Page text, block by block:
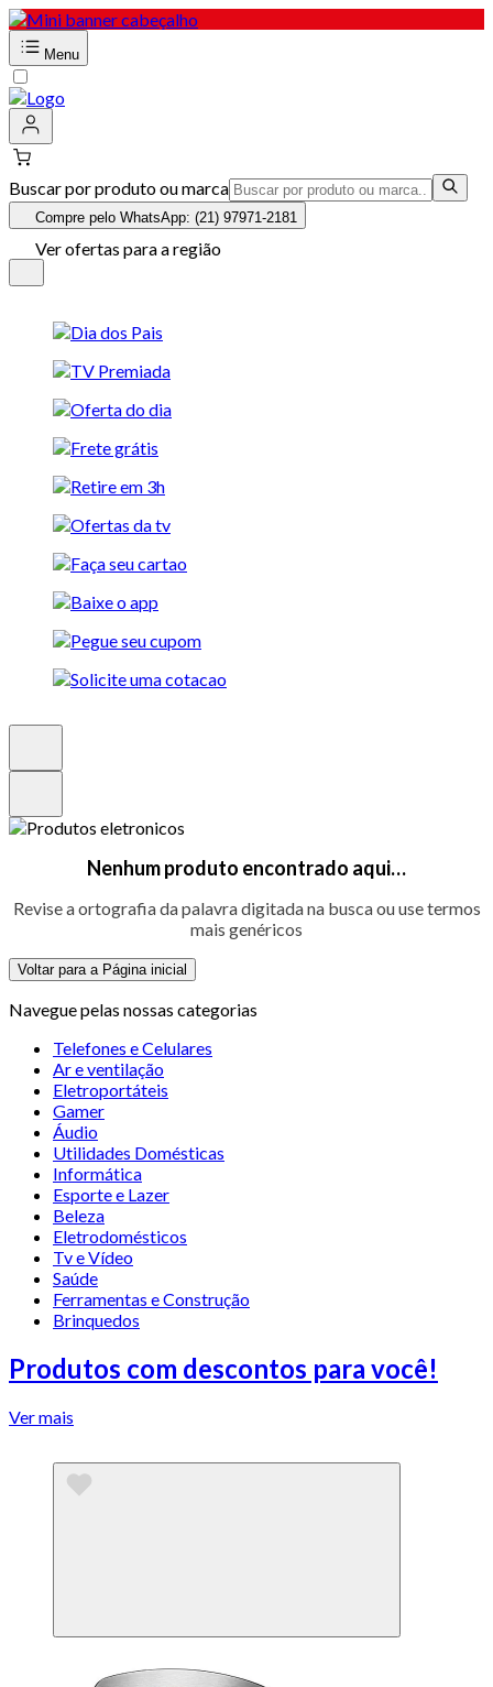
Menu
Buscar por produto ou marca
Compre pelo WhatsApp: (21) 97971-2181
Ver ofertas para a região
Nenhum produto encontrado aqui…
Revise a ortografia da palavra digitada na busca ou use termos
mais genéricos
Voltar para a Página inicial
Navegue pelas nossas categorias
Telefones e Celulares
Ar e ventilação
Eletroportáteis
Gamer
Áudio
Utilidades Domésticas
Informática
Esporte e Lazer
Beleza
Eletrodomésticos
Tv e Vídeo
Saúde
Ferramentas e Construção
Brinquedos
Produtos com descontos para você!
Ver mais